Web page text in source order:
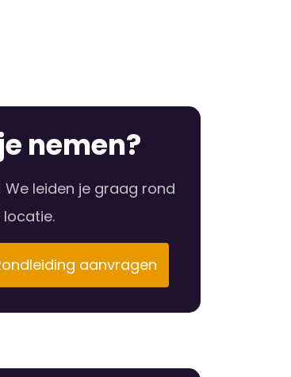
nemen?
We leiden je graag rond
locatie.
aanvragen